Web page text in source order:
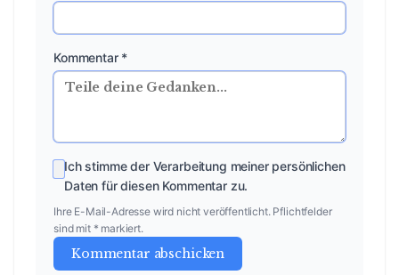
Kommentar *
Ich stimme der Verarbeitung meiner persönlichen
Daten für diesen Kommentar zu.
Ihre E-Mail-Adresse wird nicht veröffentlicht. Pflichtfelder
sind mit * markiert.
Kommentar abschicken